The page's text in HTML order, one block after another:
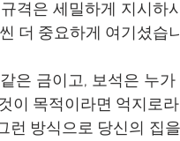
격은 세밀하게 지시하
더 중요하게 여기셨습
은 금이고, 보석은 누
이 목적이라면 억지로
런 방식으로 당신의 집